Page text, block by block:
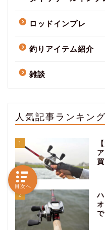
ロッドインプレ
釣りアイテム紹介
雑談
人気記事ランキング
1
2
目次へ